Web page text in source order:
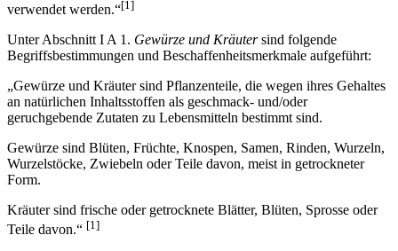
verwendet werden.“[1]
Unter Abschnitt I A 1. Gewürze und Kräutersind folgende
Begriffsbestimmungen und Beschaffenheitsmerkmale aufgeführt:
„Gewürze und Kräuter sind Pflanzenteile, die wegen ihres Gehaltes
an natürlichen Inhaltsstoffen als geschmack- und/oder
geruchgebende Zutaten zu Lebensmitteln bestimmt sind.
Gewürze sind Blüten, Früchte, Knospen, Samen, Rinden, Wurzeln,
Wurzelstöcke, Zwiebeln oder Teile davon, meist in getrockneter
Form.
Kräuter sind frische oder getrocknete Blätter, Blüten, Sprosse oder
Teile davon.“ [1]